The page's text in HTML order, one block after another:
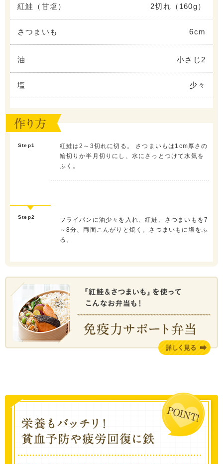
紅鮭（甘塩） 2切れ（160g）
さつまいも 6cm
油 小さじ2
塩 少々
Step1
紅鮭は2～3切れに切る。 さつまいもは1cm厚さの
輪切りか半月切りにし、水にさっとつけて水気を
ふく。
Step2
フライパンに油少々を入れ、紅鮭、さつまいもを7
～8分、両面こんがりと焼く。さつまいもに塩をふ
る。